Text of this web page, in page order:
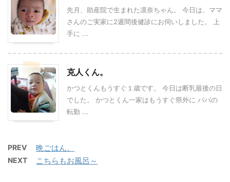
先月、助産院で生まれた凛奈ちゃん。 今日は、ママ
さんのご実家に2週間後健診にお伺いしました。 上
手に ...
克人くん。
かつとくんもうすぐ１歳です。 今日は断乳最後の日
でした。 かつとくん一家はもうすぐ県外に パパの
転勤 ...
PREV 晩ごはん。
NEXT こちらもお風呂～